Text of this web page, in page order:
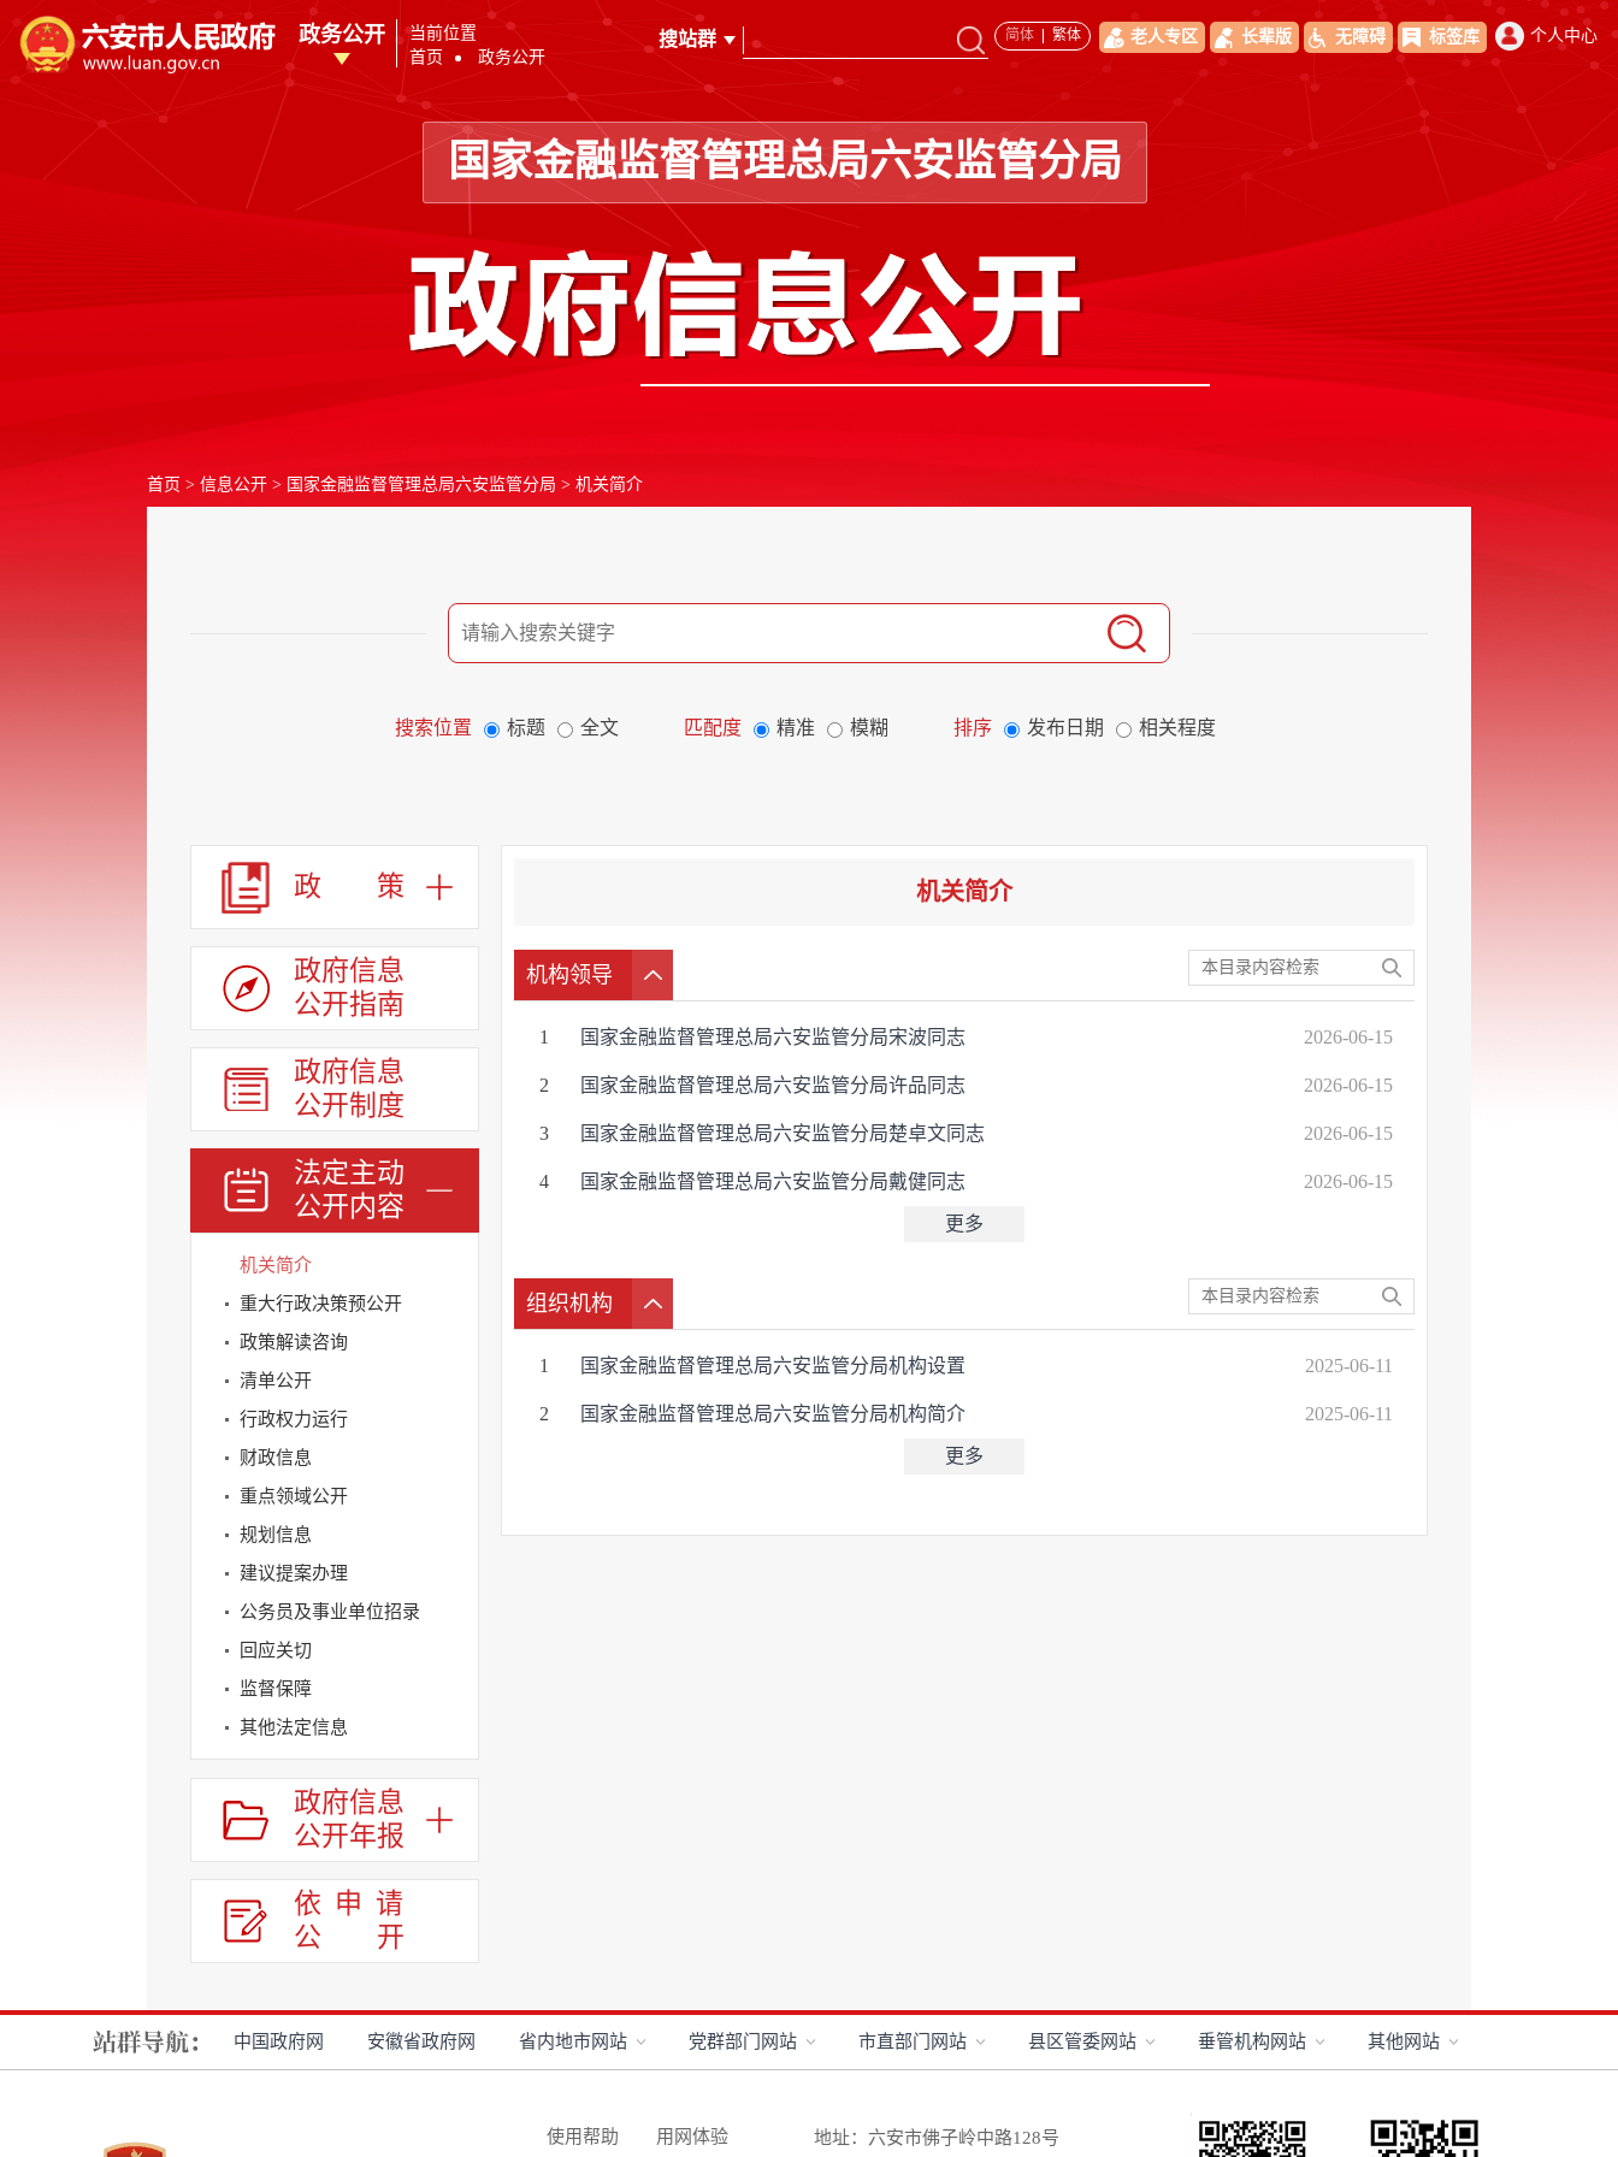
政务公开
当前位置
首页
政务公开
简体 繁体 老人专区 长辈版 无障碍 标签库 个人中心
国家金融监督管理总局六安监管分局
首页 > 信息公开 > 国家金融监督管理总局六安监管分局 > 机关简介
搜索位置 标题 全文 匹配度 精准 模糊 排序 发布日期 相关程度
政 策
政府信息
公开指南
政府信息
公开制度
法定主动
公开内容
机关简介
重大行政决策预公开
政策解读咨询
清单公开
行政权力运行
财政信息
重点领域公开
规划信息
建议提案办理
公务员及事业单位招录
回应关切
监督保障
其他法定信息
政府信息
公开年报
依申请
公
开
机关简介
机构领导
1 国家金融监督管理总局六安监管分局宋波同志 2026-06-15
2 国家金融监督管理总局六安监管分局许品同志 2026-06-15
3 国家金融监督管理总局六安监管分局楚卓文同志 2026-06-15
4 国家金融监督管理总局六安监管分局戴健同志 2026-06-15
更多
组织机构
1 国家金融监督管理总局六安监管分局机构设置 2025-06-11
2 国家金融监督管理总局六安监管分局机构简介 2025-06-11
更多
中国政府网 安徽省政府网 省内地市网站 党群部门网站 市直部门网站 县区管委网站 垂管机构网站 其他网站
使用帮助 用网体验 地址：六安市佛子岭中路128号